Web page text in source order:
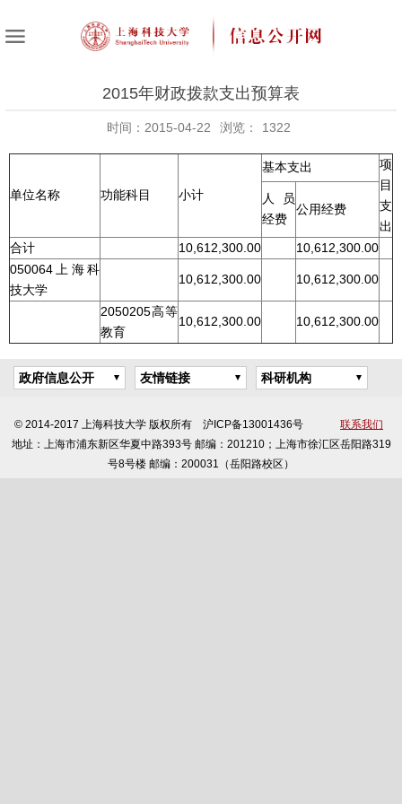
2015年财政拨款支出预算表
时间：2015-04-22 浏览： 1322
单位名称 功能科目 小计
基本支出
项
目
支
出
人员
经费
公用经费
合计 10,612,300.00
10,612,300.00
050064上海科
技大学
10,612,300.00 10,612,300.00
2050205高等
教育
10,612,300.00 10,612,300.00
政府信息公开 友情链接 科研机构
© 2014-2017 上海科技大学 版权所有 沪ICP备13001436号
联系我们
地址：上海市浦东新区华夏中路393号 邮编：201210；上海市徐汇区岳阳路319
号8号楼 邮编：200031（岳阳路校区）